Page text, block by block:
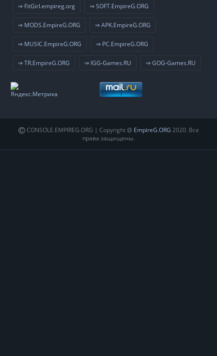
⇒ FitGirl.empireg.org ⇒ SOFT.EmpireG.ORG
⇒ MODS.EmpireG.ORG ⇒ APK.EmpireG.ORG
⇒ MUSIC.EmpireG.ORG ⇒ PC.EmpireG.ORG
⇒ TR.EmpireG.ORG ⇒ IGG-Games.RU ⇒ GOG-Games.RU
CONSOLE.EMPIREG.ORG | Copyright @ EmpireG.ORG 2020. Все
права защищены.